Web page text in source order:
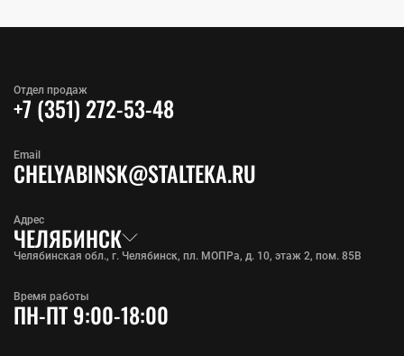
Отдел продаж
+7 (351) 272-53-48
Адрес
ЧЕЛЯБИНСК
Челябинская обл., г. Челябинск, пл. МОПРа, д. 10, этаж 2, пом. 85В
Email
CHELYABINSK@STALTEKA.RU
Время работы
ПН-ПТ 9:00-18:00